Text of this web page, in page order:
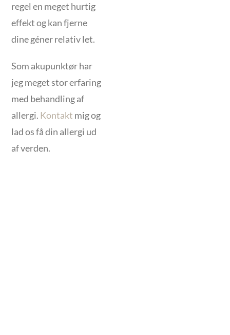
regel en meget hurtig
effekt og kan fjerne
dine géner relativ let.
Som akupunktør har
jeg meget stor erfaring
med behandling af
allergi. Kontakt mig og
lad os få din allergi ud
af verden.